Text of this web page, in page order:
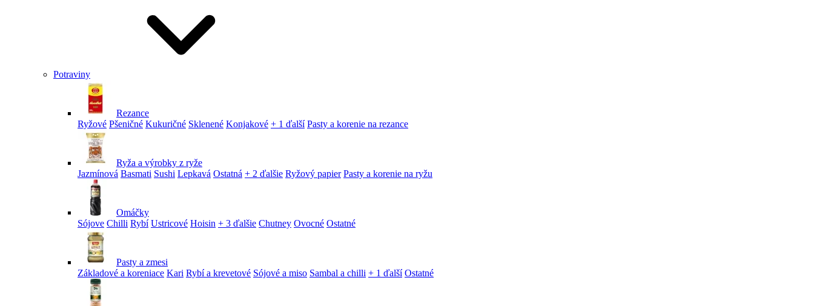
Potraviny
Rezance
Ryžové Pšeničné Kukuričné Sklenené Konjakové + 1 ďalší Pasty a korenie na rezance
Ryža a výrobky z ryže
Jazmínová Basmati Sushi Lepkavá Ostatná + 2 ďalšie Ryžový papier Pasty a korenie na ryžu
Omáčky
Sójove Chilli Rybí Ustricové Hoisin + 3 ďalšie Chutney Ovocné Ostatné
Pasty a zmesi
Základové a koreniace Kari Rybí a krevetové Sójové a miso Sambal a chilli + 1 ďalší Ostatné